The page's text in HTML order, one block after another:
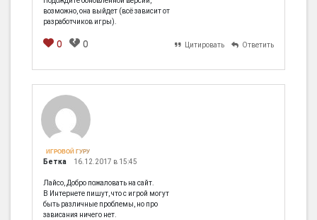
возможно, она выйдет (всё зависит от
разработчиков игры).
0 0 Цитировать Ответить
ИГРОВОЙ ГУРУ
Бетка 16.12.2017 в 15:45
Лайсо, Добро пожаловать на сайт.
В Интернете пишут, что с игрой могут
быть различные проблемы, но про
зависания ничего нет.